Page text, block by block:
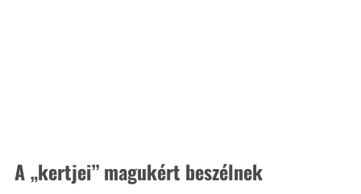
A „kertjei” magukért beszélnek